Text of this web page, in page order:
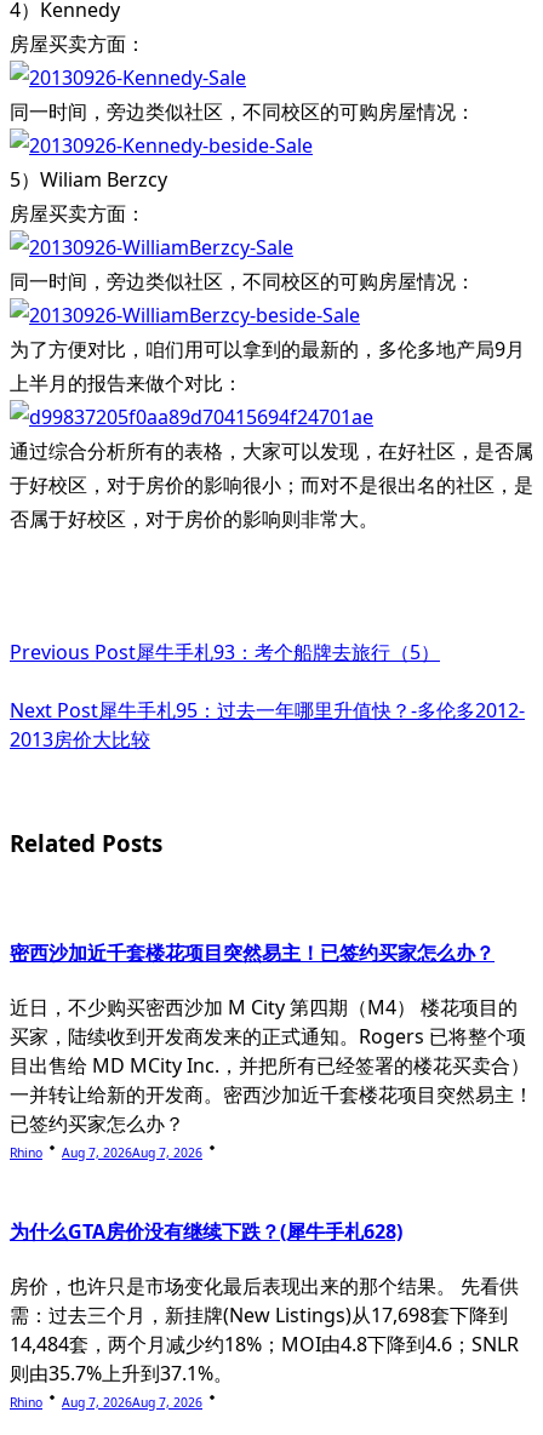
4）Kennedy
房屋买卖方面：
同一时间，旁边类似社区，不同校区的可购房屋情况：
5）Wiliam Berzcy
房屋买卖方面：
同一时间，旁边类似社区，不同校区的可购房屋情况：
为了方便对比，咱们用可以拿到的最新的，多伦多地产局9月
上半月的报告来做个对比：
通过综合分析所有的表格，大家可以发现，在好社区，是否属
于好校区，对于房价的影响很小；而对不是很出名的社区，是
否属于好校区，对于房价的影响则非常大。
class="nav-
subtitle
screen-
text">Page</span>
Previous Post犀牛手札93：考个船牌去旅行（5）
Next Post犀牛手札95：过去一年哪里升值快？-多伦多2012-
2013房价大比较
Related Posts
密西沙加近千套楼花项目突然易主！已签约买家怎么办？
近日，不少购买密西沙加 M City 第四期（M4） 楼花项目的
买家，陆续收到开发商发来的正式通知。Rogers 已将整个项
目出售给 MD MCity Inc.，并把所有已经签署的楼花买卖合）
一并转让给新的开发商。密西沙加近千套楼花项目突然易主！
已签约买家怎么办？
Rhino Aug 7, 2026Aug 7, 2026
为什么GTA房价没有继续下跌？(犀牛手札628)
房价，也许只是市场变化最后表现出来的那个结果。 先看供
需：过去三个月，新挂牌(New Listings)从17,698套下降到
14,484套，两个月减少约18%；MOI由4.8下降到4.6；SNLR
则由35.7%上升到37.1%。
Rhino Aug 7, 2026Aug 7, 2026